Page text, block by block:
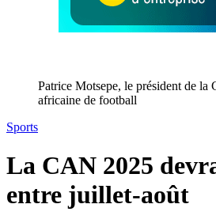
Patrice Motsepe, le président de la
africaine de football
Sports
La CAN 2025
entre juillet-août